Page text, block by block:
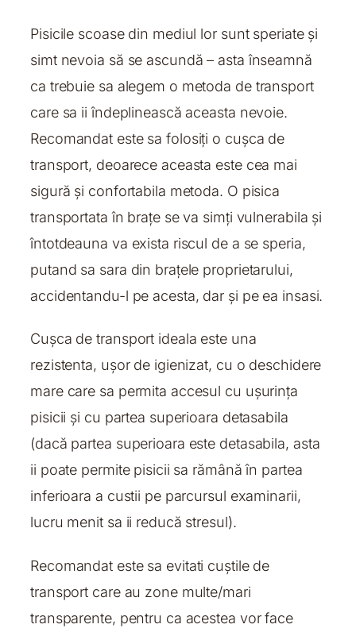
Pisicile scoase din mediul lor sunt speriate și
simt nevoia să se ascundă – asta înseamnă
ca trebuie sa alegem o metoda de transport
care sa ii îndeplinească aceasta nevoie.
Recomandat este sa folosiți o cușca de
transport, deoarece aceasta este cea mai
sigură și confortabila metoda. O pisica
transportata în brațe se va simți vulnerabila și
întotdeauna va exista riscul de a se speria,
putand sa sara din brațele proprietarului,
accidentandu-l pe acesta, dar și pe ea insasi.
Cușca de transport ideala este una
rezistenta, ușor de igienizat, cu o deschidere
mare care sa permita accesul cu ușurința
pisicii și cu partea superioara detasabila
(dacă partea superioara este detasabila, asta
ii poate permite pisicii sa rămână în partea
inferioara a custii pe parcursul examinarii,
lucru menit sa ii reducă stresul).
Recomandat este sa evitati cuștile de
transport care au zone multe/mari
transparente, pentru ca acestea vor face